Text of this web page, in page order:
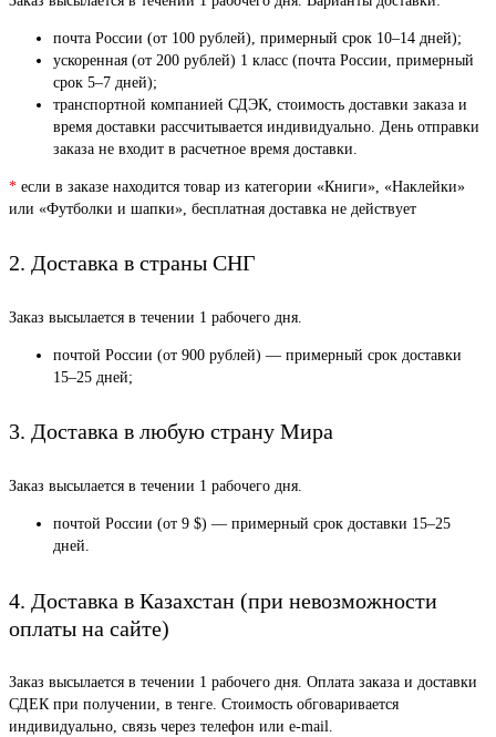
почта России (от 100 рублей), примерный срок 10–14 дней);
ускоренная (от 200 рублей) 1 класс (почта России, примерный
срок 5–7 дней);
транспортной компанией СДЭК, стоимость доставки заказа и
время доставки рассчитывается индивидуально. День отправки
заказа не входит в расчетное время доставки.
* если в заказе находится товар из категории «Книги», «Наклейки»
или «Футболки и шапки», бесплатная доставка не действует
2. Доставка в страны СНГ
Заказ высылается в течении 1 рабочего дня.
почтой России (от 900 рублей) — примерный срок доставки
15–25 дней;
3. Доставка в любую страну Мира
Заказ высылается в течении 1 рабочего дня.
почтой России (от 9 $) — примерный срок доставки 15–25
дней.
4. Доставка в Казахстан (при невозможности
оплаты на сайте)
Заказ высылается в течении 1 рабочего дня. Оплата заказа и доставки
СДЕК при получении, в тенге. Стоимость обговаривается
индивидуально, связь через телефон или e-mail.